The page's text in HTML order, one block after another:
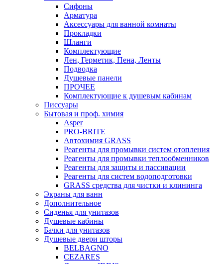
Сифоны
Арматура
Аксессуары для ванной комнаты
Прокладки
Шланги
Комплектующие
Лен, Герметик, Пена, Ленты
Подводка
Душевые панели
ПРОЧЕЕ
Комплектующие к душевым кабинам
Писсуары
Бытовая и проф. химия
Asper
PRO-BRITE
Автохимия GRASS
Реагенты для промывки систем отопления
Реагенты для промывки теплообменников
Реагенты для защиты и пассивации
Реагенты для систем водоподготовки
GRASS средства для чистки и клининга
Экраны для ванн
Дополнительное
Сиденья для унитазов
Душевые кабины
Бачки для унитазов
Душевые двери шторы
BELBAGNO
CEZARES